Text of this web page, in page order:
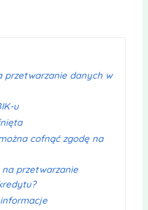
przetwarzanie danych w
u
cofnąć zgodę na
przetwarzanie